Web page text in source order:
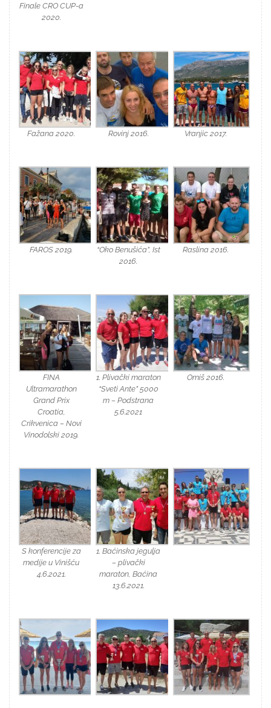
Finale CRO CUP-a
2020.
Fažana 2020. Rovinj 2016. Vranjic 2017.
FAROS 2019.
“Oko Benušića”, Ist
2016.
Raslina 2016.
FINA
Ultramarathon
Grand Prix
Croatia,
Crikvenica – Novi
Vinodolski 2019.
1. Plivački maraton
“Sveti Ante” 5000
m – Podstrana
5.6.2021
Omiš 2016.
S konferencije za
medije u Vinišću
4.6.2021.
1. Baćinska jegulja
– plivački
maraton, Baćina
13.6.2021.